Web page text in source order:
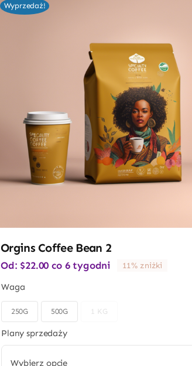
Wyprzedaż!
Orgins Coffee Bean 2
Od: $22.00 co 6 tygodni 11% zniżki
Waga
250G 500G 1 KG
Plany sprzedaży